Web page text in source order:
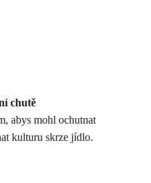
chutě
abys mohl ochutnat
kulturu skrze jídlo.